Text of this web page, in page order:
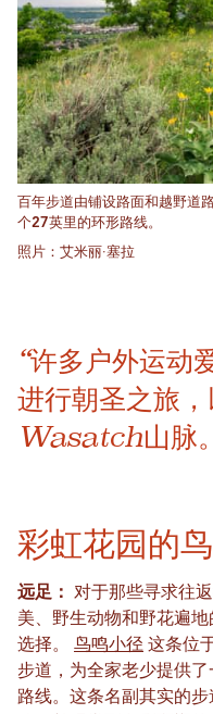
百年步道由铺设路面和越野道
个27英里的环形路线。
照片：艾米丽·塞拉
“许多户外运动
进行朝圣之旅
Wasatch山脉
彩虹花园的
远足：
对于那些寻求往
美、野生动物和野花遍
选择。 鸟鸣小径 这条位
步道，为全家老少提供
路线。这条名副其实的